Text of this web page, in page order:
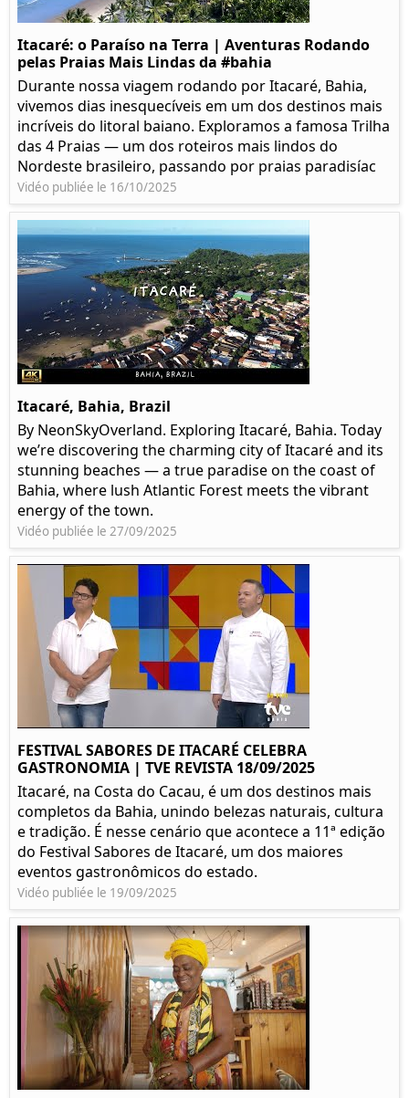
Itacaré: o Paraíso na Terra | Aventuras Rodando
pelas Praias Mais Lindas da #bahia
Durante nossa viagem rodando por Itacaré, Bahia,
vivemos dias inesquecíveis em um dos destinos mais
incríveis do litoral baiano. Exploramos a famosa Trilha
das 4 Praias — um dos roteiros mais lindos do
Nordeste brasileiro, passando por praias paradisíac
Vidéo publiée le 16/10/2025
Itacaré, Bahia, Brazil
By NeonSkyOverland. Exploring Itacaré, Bahia. Today
we’re discovering the charming city of Itacaré and its
stunning beaches — a true paradise on the coast of
Bahia, where lush Atlantic Forest meets the vibrant
energy of the town.
Vidéo publiée le 27/09/2025
FESTIVAL SABORES DE ITACARÉ CELEBRA
GASTRONOMIA | TVE REVISTA 18/09/2025
Itacaré, na Costa do Cacau, é um dos destinos mais
completos da Bahia, unindo belezas naturais, cultura
e tradição. É nesse cenário que acontece a 11ª edição
do Festival Sabores de Itacaré, um dos maiores
eventos gastronômicos do estado.
Vidéo publiée le 19/09/2025